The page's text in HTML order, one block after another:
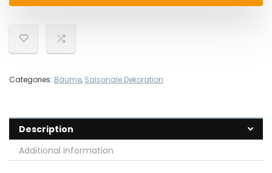
Categories: Bäume, Saisonale Dekoration
Description
Additional information